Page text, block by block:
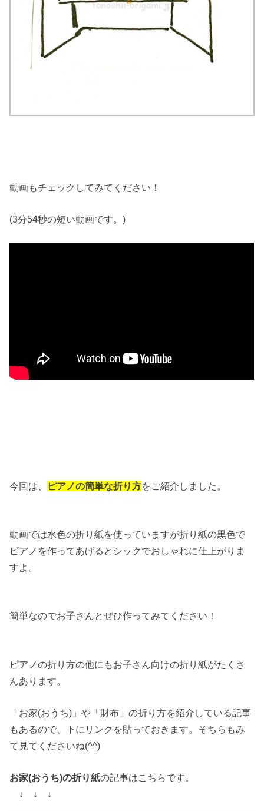
動画もチェックしてみてください！
(3分54秒の短い動画です。)
今回は、 ピアノの簡単な折り方をご紹介しました。
動画では水色の折り紙を使っていますが折り紙の黒色で
ピアノを作ってあげるとシックでおしゃれに仕上がりま
すよ。
簡単なのでお子さんとぜひ作ってみてください！
ピアノの折り方の他にもお子さん向けの折り紙がたくさ
んあります。
「お家(おうち)」や「財布」の折り方を紹介している記事
もあるので、下にリンクを貼っておきます。そちらもみ
て見てくださいね(^^)
お家(おうち)の折り紙の記事はこちらです。
↓ ↓ ↓